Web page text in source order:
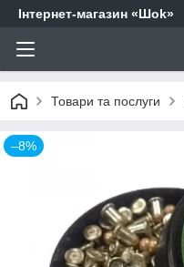
Інтернет-магазин «Шоk»
Товари та послуги
–8%